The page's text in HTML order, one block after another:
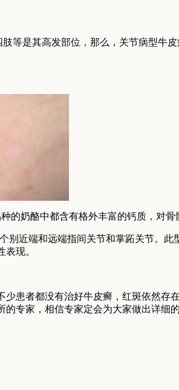
是其高发部位，那么，关节病型牛
奶酪中都含有格外丰富的钙质，对骨
近端和远端指间关节和掌跖关节。
现。
者都没有治好牛皮癣，红斑依然存
专家，相信专家定会为大家做出详细的